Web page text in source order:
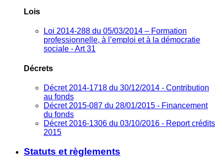
Lois
Loi 2014-288 du 05/03/2014 – Formation
professionnelle, à l’emploi et à la démocratie
sociale - Art 31
Décrets
Décret 2014-1718 du 30/12/2014 - Contribution
au fonds
Décret 2015-087 du 28/01/2015 - Financement
du fonds
Décret 2016-1306 du 03/10/2016 - Report crédits
2015
Statuts et règlements